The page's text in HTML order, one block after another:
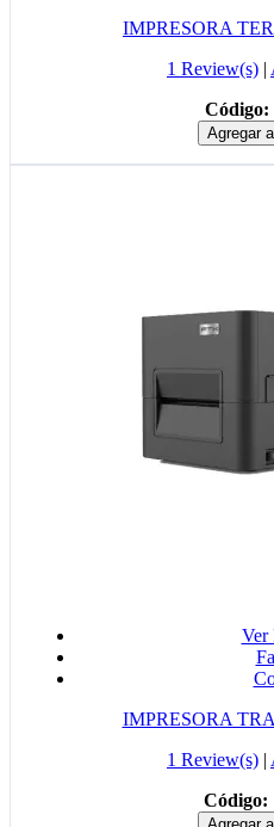
IMPRESORA
1 Review(s) |
Código:
Agregar
Ver
IMPRESORA
1 Review(s) |
Código: